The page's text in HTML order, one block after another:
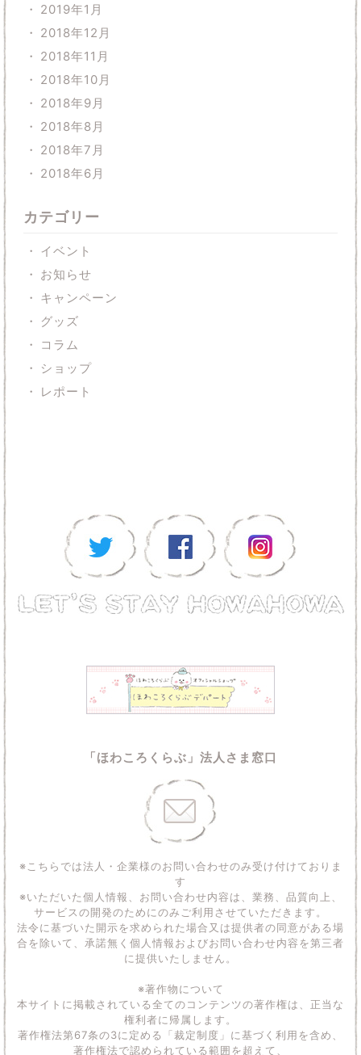
2019年1月
2018年12月
2018年11月
2018年10月
2018年9月
2018年8月
2018年7月
2018年6月
カテゴリー
イベント
お知らせ
キャンペーン
グッズ
コラム
ショップ
レポート
「ほわころくらぶ」法人さま窓口
※こちらでは法人・企業様のお問い合わせのみ受け付けておりま
す
※いただいた個人情報、お問い合わせ内容は、業務、品質向上、
サービスの開発のためにのみご利用させていただきます。
法令に基づいた開示を求められた場合又は提供者の同意がある場
合を除いて、承諾無く個人情報およびお問い合わせ内容を第三者
に提供いたしません。
※著作物について
本サイトに掲載されている全てのコンテンツの著作権は、正当な
権利者に帰属します。
著作権法第67条の3に定める「裁定制度」に基づく利用を含め、
著作権法で認められている範囲を超えて、